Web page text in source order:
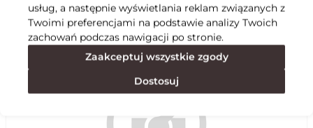
Polecane
usług, a następnie wyświetlania reklam związanych z
Twoimi preferencjami na podstawie analizy Twoich
zachowań podczas nawigacji po stronie.
Zaakceptuj wszystkie zgody
Dostosuj